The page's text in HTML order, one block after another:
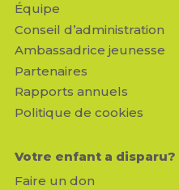
Équipe
Conseil d’administration
Ambassadrice jeunesse
Partenaires
Rapports annuels
Politique de cookies
Votre enfant a disparu?
Faire un don